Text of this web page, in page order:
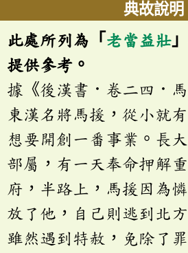
典故說明
此處所列為「 老當益壯
提供參考。
據《後漢書．卷二四．
東漢名將馬援，從小就
想要開創一番事業。長
部屬，有一天奉命押解
府，半路上，馬援因為
放了他，自己則逃到北
雖然遇到特赦，免除了